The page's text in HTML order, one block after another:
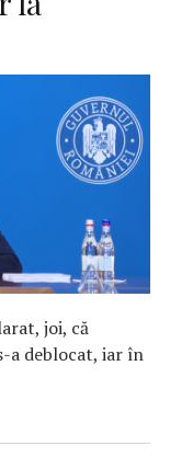
joi, că
a deblocat, iar în